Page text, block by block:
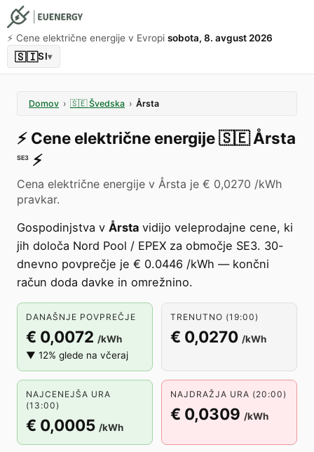
⚡️ Cene električne energije v Evropi sobota, 8. avgust 2026
🇸🇮SI▾
Domov › 🇸🇪 Švedska › Årsta
⚡️ Cene električne energije🇸🇪 Årsta
SE3 ⚡️
Cena električne energije v Årsta je € 0,0270 /kWh
pravkar.
Gospodinjstva v Årsta vidijo veleprodajne cene, ki
jih določa Nord Pool / EPEX za območje SE3. 30-
dnevno povprečje je € 0.0446 /kWh — končni
račun doda davke in omrežnino.
DANAŠNJE POVPREČJE
€ 0,0072 /kWh
▼ 12% glede na včeraj
TRENUTNO (19:00)
€ 0,0270 /kWh
NAJCENEJŠA URA
(13:00)
€ 0,0005 /kWh
NAJDRAŽJA URA (20:00)
€ 0,0309 /kWh